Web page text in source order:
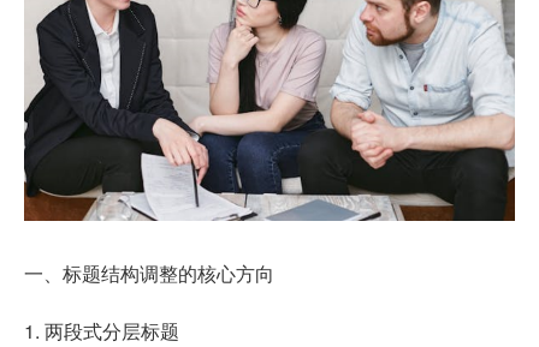
一、标题结构调整的核心方向
1. 两段式分层标题